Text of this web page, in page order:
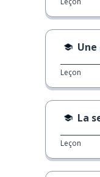
Leçon
La
Leçon